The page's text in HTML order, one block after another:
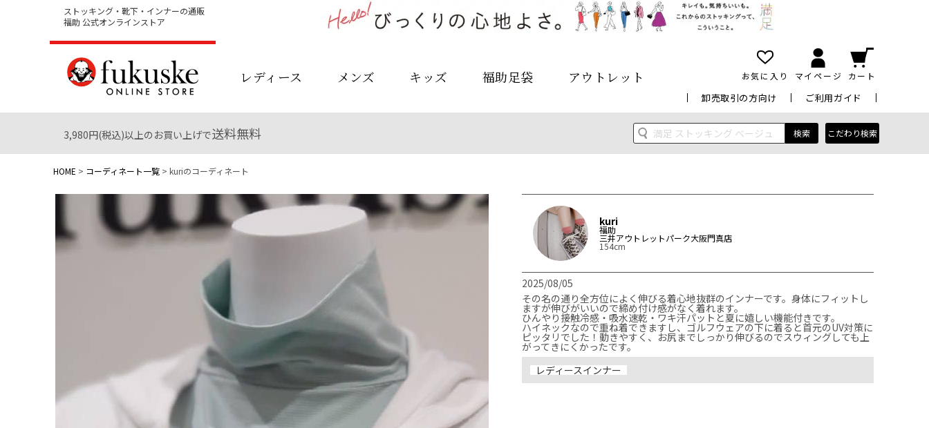
ストッキング・靴下・インナーの通販
福助 公式オンラインストア
レディース メンズ キッズ 福助足袋 アウトレット お気に入り マイページ カート
卸売取引の方向け ご利用ガイド
3,980円(税込)以上のお買い上げで送料無料 検索 こだわり検索
HOME コーディネート一覧 kuriのコーディネート
kuri
福助
三井アウトレットパーク大阪門真店
154cm
2025/08/05
その名の通り全方位によく伸びる着心地抜群のインナーです。身体にフィットし
ますが伸びがいいので締め付け感がなく着れます。
ひんやり接触冷感・吸水速乾・ワキ汗パットと夏に嬉しい機能付きです。
ハイネックなので重ね着できますし、ゴルフウェアの下に着ると首元のUV対策に
ピッタリでした！動きやすく、お尻までしっかり伸びるのでスウィングしても上
がってきにくかったです。
レディースインナー